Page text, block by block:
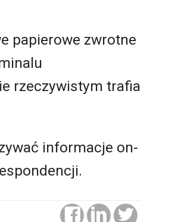
papierowe zwrotne
rzeczywistym trafia
informacje on-